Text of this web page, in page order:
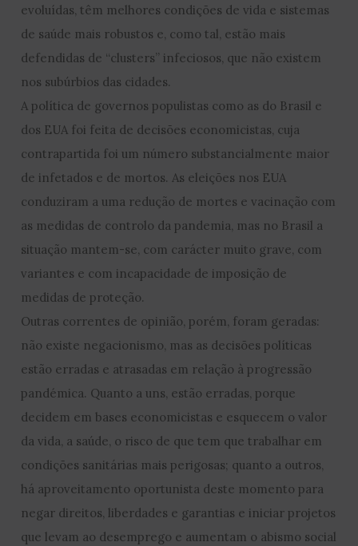
evoluídas, têm melhores condições de vida e sistemas
de saúde mais robustos e, como tal, estão mais
defendidas de “clusters” infeciosos, que não existem
nos subúrbios das cidades.
A política de governos populistas como as do Brasil e
dos EUA foi feita de decisões economicistas, cuja
contrapartida foi um número substancialmente maior
de infetados e de mortos. As eleições nos EUA
conduziram a uma redução de mortes e vacinação com
as medidas de controlo da pandemia, mas no Brasil a
situação mantem-se, com carácter muito grave, com
variantes e com incapacidade de imposição de
medidas de proteção.
Outras correntes de opinião, porém, foram geradas:
não existe negacionismo, mas as decisões políticas
estão erradas e atrasadas em relação à progressão
pandémica. Quanto a uns, estão erradas, porque
decidem em bases economicistas e esquecem o valor
da vida, a saúde, o risco de que tem que trabalhar em
condições sanitárias mais perigosas; quanto a outros,
há aproveitamento oportunista deste momento para
negar direitos, liberdades e garantias e iniciar projetos
que levam ao desemprego e aumentam o abismo social